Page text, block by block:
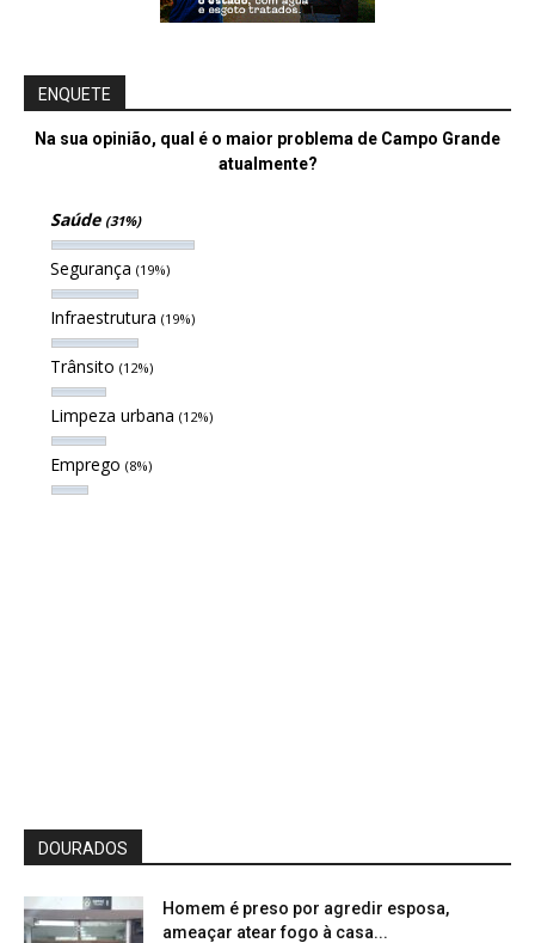
ENQUETE
Na sua opinião, qual é o maior problema de Campo Grande
atualmente?
Saúde (31%)
Segurança (19%)
Infraestrutura (19%)
Trânsito (12%)
Limpeza urbana (12%)
Emprego (8%)
DOURADOS
Homem é preso por agredir esposa,
ameaçar atear fogo à casa...